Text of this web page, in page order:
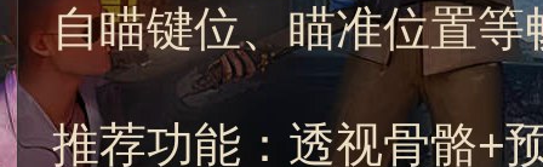
自瞄键位、瞄准位置等
推荐功能：透视骨骼+